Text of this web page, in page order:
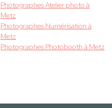
Photographes Atelier photo à
Metz
Photographes Numérisation à
Metz
Photographes Photobooth à Metz